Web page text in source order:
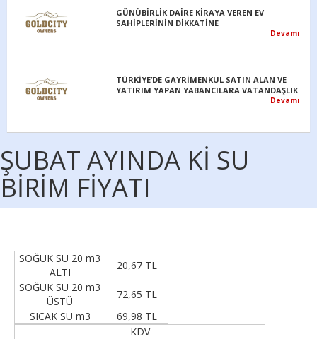
GÜNÜBİRLİK DAİRE KİRAYA VEREN EV
SAHİPLERİNİN DİKKATİNE
Devamı
TÜRKİYE’DE GAYRİMENKUL SATIN ALAN VE
YATIRIM YAPAN YABANCILARA VATANDAŞLIK
Devamı
ŞUBAT AYINDA Kİ SU
BİRİM FİYATI
SOĞUK SU 20 m3
ALTI
20,67 TL
SOĞUK SU 20 m3
ÜSTÜ
72,65 TL
SICAK SU m3
69,98 TL
KDV